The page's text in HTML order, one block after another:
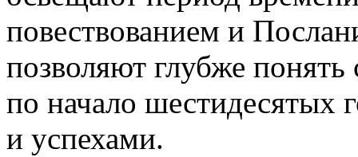
повествованием и
позволяют глубже
по начало шестидесятых
и успехами.